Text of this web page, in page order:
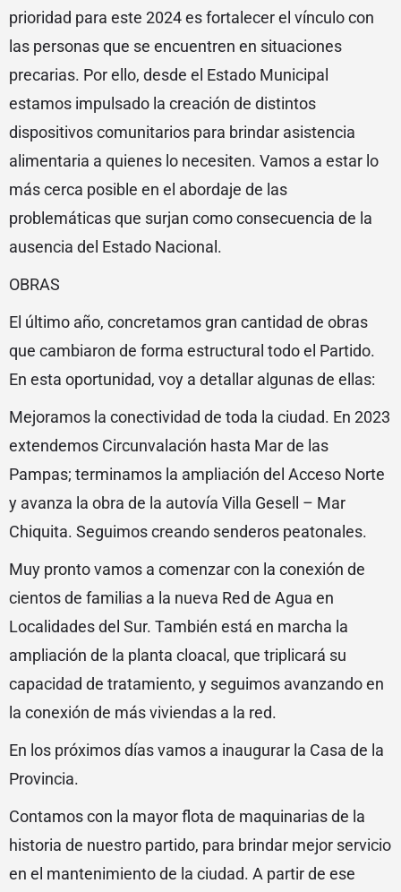
prioridad para este 2024 es fortalecer el vínculo con
las personas que se encuentren en situaciones
precarias. Por ello, desde el Estado Municipal
estamos impulsado la creación de distintos
dispositivos comunitarios para brindar asistencia
alimentaria a quienes lo necesiten. Vamos a estar lo
más cerca posible en el abordaje de las
problemáticas que surjan como consecuencia de la
ausencia del Estado Nacional.
OBRAS
El último año, concretamos gran cantidad de obras
que cambiaron de forma estructural todo el Partido.
En esta oportunidad, voy a detallar algunas de ellas:
Mejoramos la conectividad de toda la ciudad. En 2023
extendemos Circunvalación hasta Mar de las
Pampas; terminamos la ampliación del Acceso Norte
y avanza la obra de la autovía Villa Gesell – Mar
Chiquita. Seguimos creando senderos peatonales.
Muy pronto vamos a comenzar con la conexión de
cientos de familias a la nueva Red de Agua en
Localidades del Sur. También está en marcha la
ampliación de la planta cloacal, que triplicará su
capacidad de tratamiento, y seguimos avanzando en
la conexión de más viviendas a la red.
En los próximos días vamos a inaugurar la Casa de la
Provincia.
Contamos con la mayor flota de maquinarias de la
historia de nuestro partido, para brindar mejor servicio
en el mantenimiento de la ciudad. A partir de ese